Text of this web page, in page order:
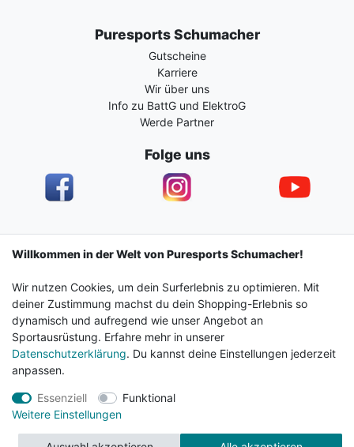
Puresports Schumacher
Gutscheine
Karriere
Wir über uns
Info zu BattG und ElektroG
Werde Partner
Folge uns
Impressum Daten­schutz­erklärung AGB
Barrierefreiheitserklärung Widerrufs­recht
Vertrag widerrufen Kontakt
© 2024 Surf & Sportshop Schumacher. Alle Rechte
Willkommen in der Welt von Puresports Schumacher!
Wir nutzen Cookies, um dein Surferlebnis zu optimieren. Mit
deiner Zustimmung machst du dein Shopping-Erlebnis so
dynamisch und aufregend wie unser Angebot an
Sportausrüstung. Erfahre mehr in unserer
Datenschutzerklärung. Du kannst deine Einstellungen jederzeit
anpassen.
Essenziell
Funktional
Weitere Einstellungen